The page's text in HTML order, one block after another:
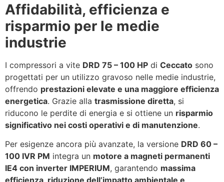
Affidabilità, efficienza e
risparmio per le medie
industrie
I compressori a vite DRD 75 – 100 HP di Ceccato sono
progettati per un utilizzo gravoso nelle medie industrie,
offrendo prestazioni elevate e una maggiore efficienza
energetica. Grazie alla trasmissione diretta, si
riducono le perdite di energia e si ottiene un risparmio
significativo nei costi operativi e di manutenzione.
Per esigenze ancora più avanzate, la versione DRD 60 –
100 IVR PM integra un motore a magneti permanenti
IE4 con inverter IMPERIUM, garantendo massima